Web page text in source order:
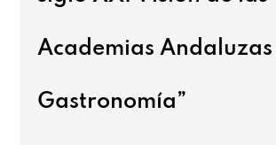
Academias Andaluzas
Gastronomía”